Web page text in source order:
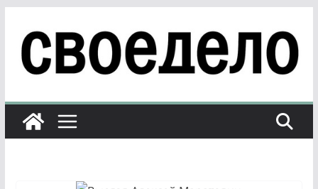
содержимому